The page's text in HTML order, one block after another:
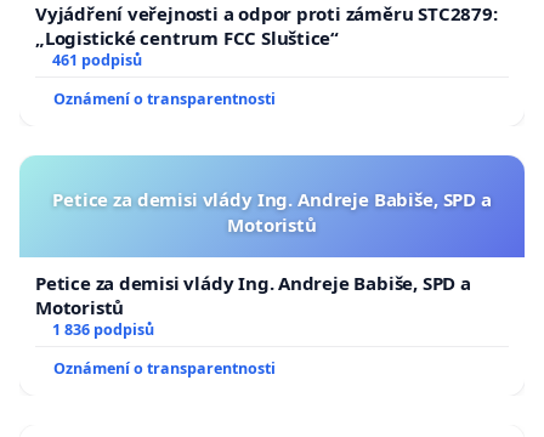
Vyjádření veřejnosti a odpor proti záměru STC2879:
„Logistické centrum FCC Sluštice“
461 podpisů
Oznámení o transparentnosti
Petice za demisi vlády Ing. Andreje Babiše, SPD a
Motoristů
Petice za demisi vlády Ing. Andreje Babiše, SPD a
Motoristů
1 836 podpisů
Oznámení o transparentnosti